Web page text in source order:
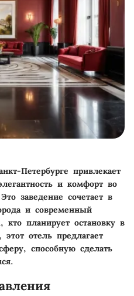
Петербурге привлекает
и комфорт во
заведение сочетает в
и современный
планирует остановку в
отель предлагает
способную сделать